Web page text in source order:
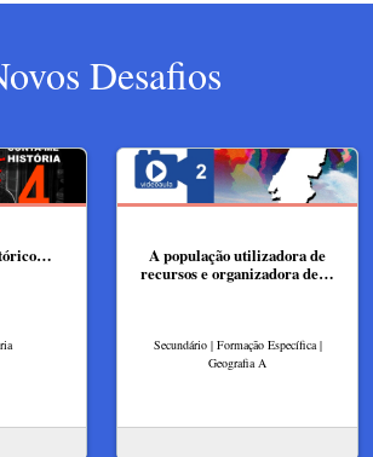
Desafios
A população utilizadora de
recursos e organizadora de…
Secundário | Formação Específica |
Geografia A